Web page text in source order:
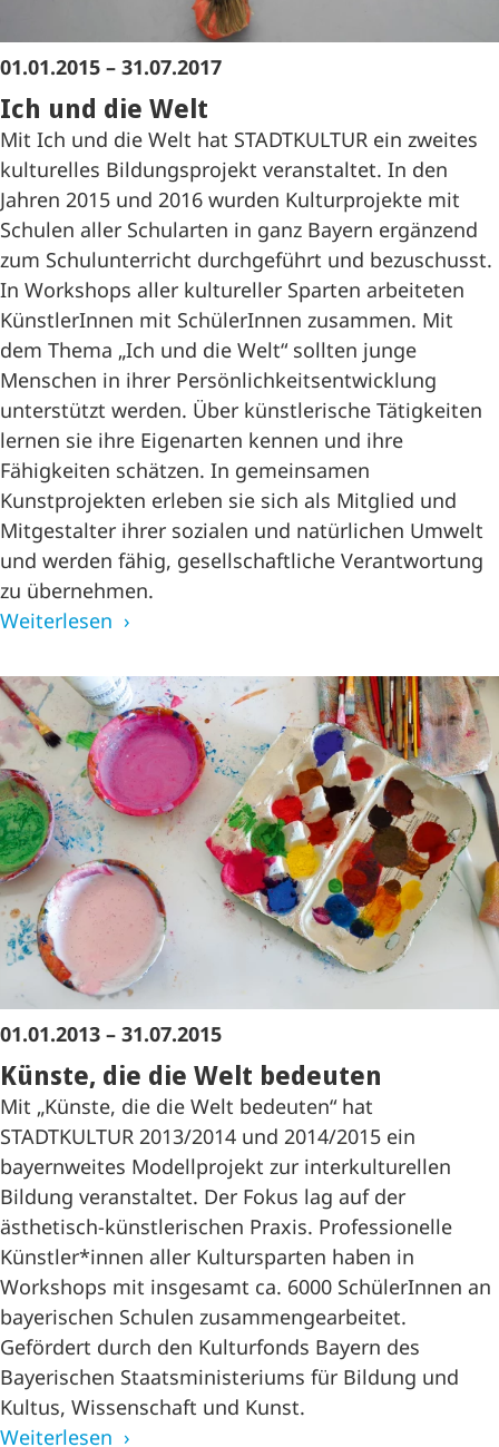
01.01.2015 – 31.07.2017
Ich und die Welt
Mit Ich und die Welt hat STADTKULTUR ein zweites
kulturelles Bildungsprojekt veranstaltet. In den
Jahren 2015 und 2016 wurden Kulturprojekte mit
Schulen aller Schularten in ganz Bayern ergänzend
zum Schulunterricht durchgeführt und bezuschusst.
In Workshops aller kultureller Sparten arbeiteten
KünstlerInnen mit SchülerInnen zusammen. Mit
dem Thema „Ich und die Welt“ sollten junge
Menschen in ihrer Persönlichkeitsentwicklung
unterstützt werden. Über künstlerische Tätigkeiten
lernen sie ihre Eigenarten kennen und ihre
Fähigkeiten schätzen. In gemeinsamen
Kunstprojekten erleben sie sich als Mitglied und
Mitgestalter ihrer sozialen und natürlichen Umwelt
und werden fähig, gesellschaftliche Verantwortung
zu übernehmen.
Weiterlesen
01.01.2013 – 31.07.2015
Künste, die die Welt bedeuten
Mit „Künste, die die Welt bedeuten“ hat
STADTKULTUR 2013/2014 und 2014/2015 ein
bayernweites Modellprojekt zur interkulturellen
Bildung veranstaltet. Der Fokus lag auf der
ästhetisch-künstlerischen Praxis. Professionelle
Künstler*innen aller Kultursparten haben in
Workshops mit insgesamt ca. 6000 SchülerInnen an
bayerischen Schulen zusammengearbeitet.
Gefördert durch den Kulturfonds Bayern des
Bayerischen Staatsministeriums für Bildung und
Kultus, Wissenschaft und Kunst.
Weiterlesen